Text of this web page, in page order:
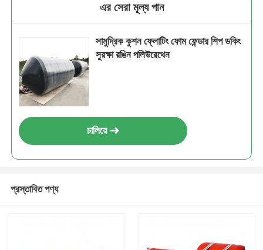
এর সেরা মূল্য পান
সামুদ্রিক কুশন ফ্লোটিং ফোম ফেন্ডার শিপ ডকিং
সুরক্ষা রঙিন পলিউরেথেন
চালিয়ে
প্রস্তাবিত পণ্য